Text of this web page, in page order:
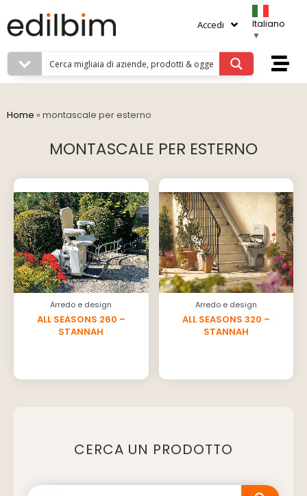
Accedi
Italiano
▼
Home » montascale per esterno
MONTASCALE PER ESTERNO
Arredo e design
ALL SEASONS 260 –
STANNAH
Arredo e design
ALL SEASONS 320 –
STANNAH
CERCA UN PRODOTTO